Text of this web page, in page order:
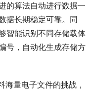
的算法自动进行数据一
据长期稳定可靠。同
智能识别不同存储载体
号，自动化生成存储方
量电子文件的挑战，